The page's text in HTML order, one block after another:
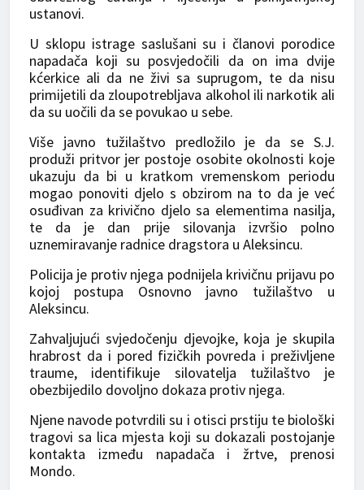
ustanovi.
U sklopu istrage saslušani su i članovi porodice
napadača koji su posvjedočili da on ima dvije
kćerkice ali da ne živi sa suprugom, te da nisu
primijetili da zloupotrebljava alkohol ili narkotik ali
da su uočili da se povukao u sebe.
Više javno tužilaštvo predložilo je da se S.J.
produži pritvor jer postoje osobite okolnosti koje
ukazuju da bi u kratkom vremenskom periodu
mogao ponoviti djelo s obzirom na to da je već
osuđivan za krivično djelo sa elementima nasilja,
te da je dan prije silovanja izvršio polno
uznemiravanje radnice dragstora u Aleksincu.
Policija je protiv njega podnijela krivičnu prijavu po
kojoj postupa Osnovno javno tužilaštvo u
Aleksincu.
Zahvaljujući svjedočenju djevojke, koja je skupila
hrabrost da i pored fizičkih povreda i preživljene
traume, identifikuje silovatelja tužilaštvo je
obezbijedilo dovoljno dokaza protiv njega.
Njene navode potvrdili su i otisci prstiju te biološki
tragovi sa lica mjesta koji su dokazali postojanje
kontakta između napadača i žrtve, prenosi
Mondo.